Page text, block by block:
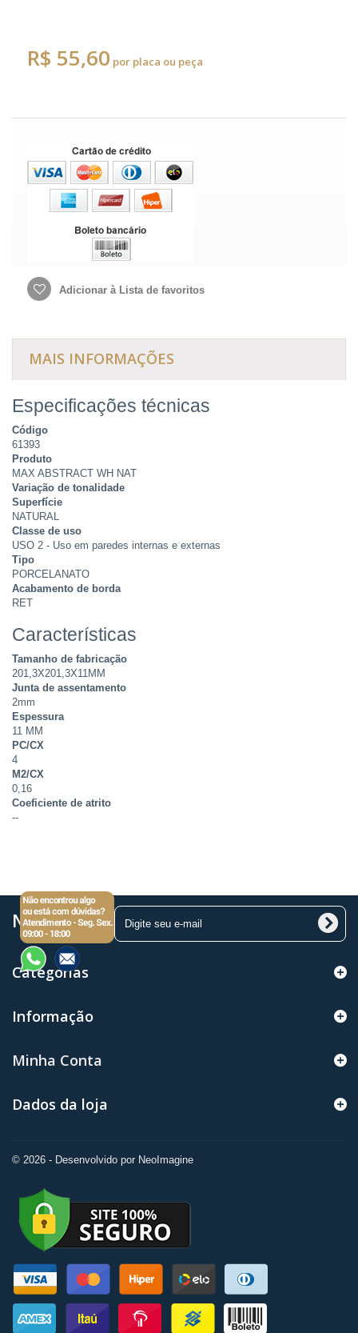
R$ 55,60 por placa ou peça
Adicionar à Lista de favoritos
MAIS INFORMAÇÕES
Especificações técnicas
Código
61393
Produto
MAX ABSTRACT WH NAT
Variação de tonalidade
Superfície
NATURAL
Classe de uso
USO 2 - Uso em paredes internas e externas
Tipo
PORCELANATO
Acabamento de borda
RET
Características
Tamanho de fabricação
201,3X201,3X11MM
Junta de assentamento
2mm
Espessura
11 MM
PC/CX
4
M2/CX
0,16
Coeficiente de atrito
--
Newsletter
Categorias
Informação
© 2026 - Desenvolvido por NeoImagine
Minha Conta
Dados da loja